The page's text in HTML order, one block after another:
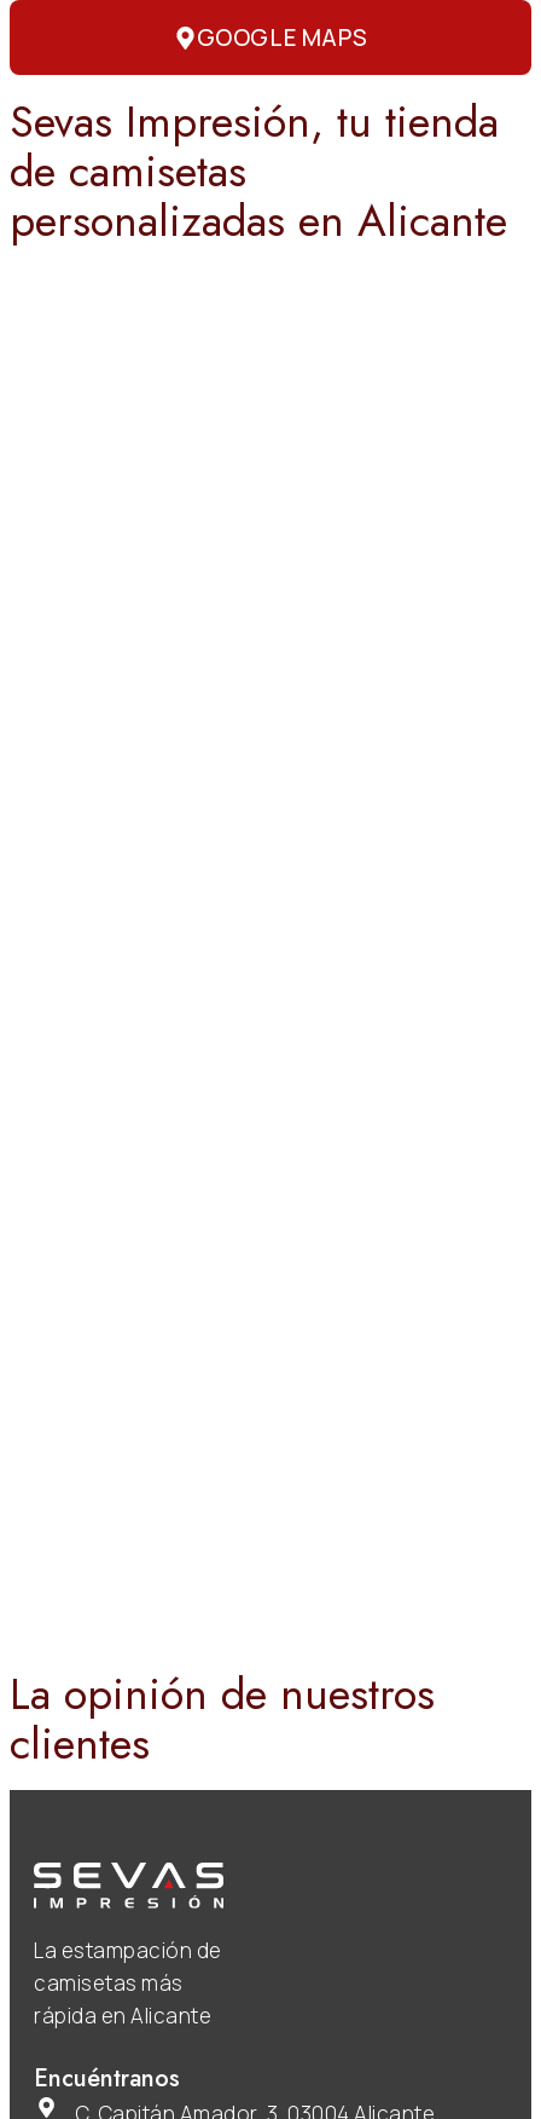
GOOGLE MAPS
Sevas Impresión, tu tienda
de camisetas
personalizadas en Alicante
La opinión de nuestros
clientes
La estampación de
camisetas más
rápida en Alicante
Encuéntranos